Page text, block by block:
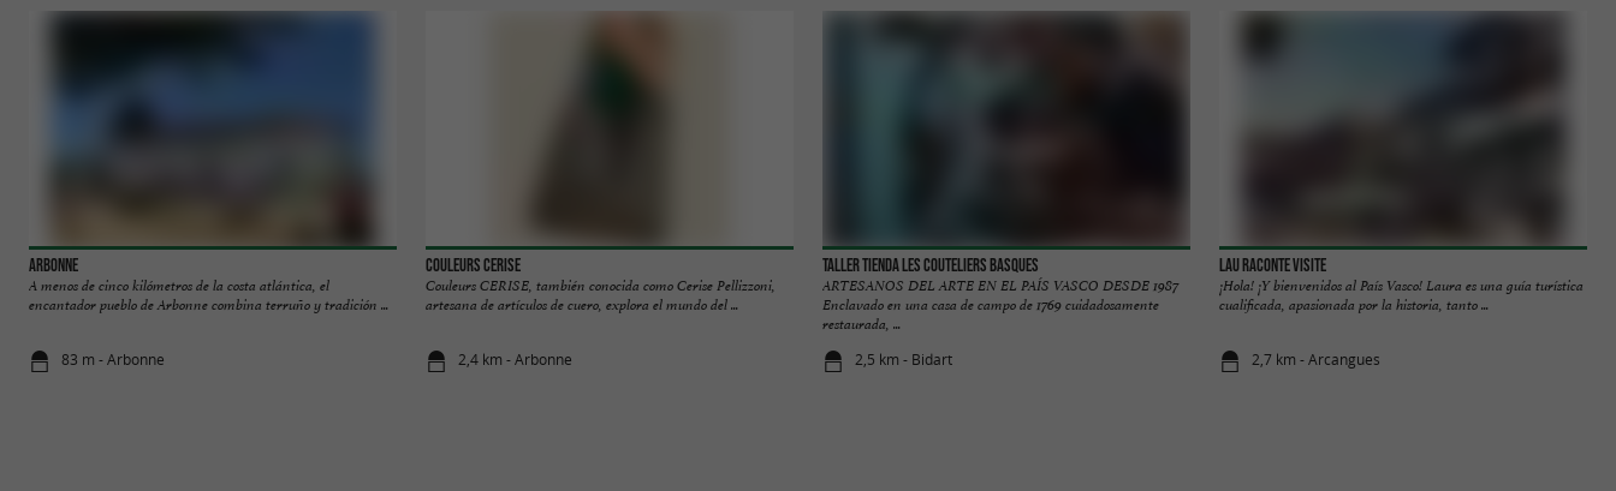
Arbonne
A menos de cinco kilómetros de la costa atlántica, el
encantador pueblo de Arbonne combina terruño y tradición ...
83 m - Arbonne
Couleurs Cerise
Couleurs CERISE, también conocida como Cerise Pellizzoni,
artesana de artículos de cuero, explora el mundo del ...
2,4 km - Arbonne
Taller Tienda Les Couteliers Basques
ARTESANOS DEL ARTE EN EL PAÍS VASCO DESDE 1987
Enclavado en una casa de campo de 1769 cuidadosamente
restaurada, ...
2,5 km - Bidart
Lau Raconte Visite
¡Hola! ¡Y bienvenidos al País Vasco! Laura es una guía turística
cualificada, apasionada por la historia, tanto ...
2,7 km - Arcangues